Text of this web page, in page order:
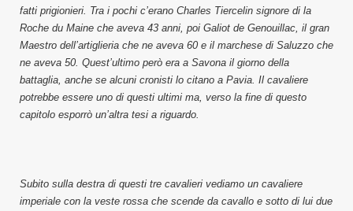
fatti prigionieri. Tra i pochi c’erano Charles Tiercelin signore di la
Roche du Maine che aveva 43 anni, poi Galiot de Genouillac, il gran
Maestro dell’artiglieria che ne aveva 60 e il marchese di Saluzzo che
ne aveva 50. Quest’ultimo però era a Savona il giorno della
battaglia, anche se alcuni cronisti lo citano a Pavia. Il cavaliere
potrebbe essere uno di questi ultimi ma, verso la fine di questo
capitolo esporrò un’altra tesi a riguardo.
Subito sulla destra di questi tre cavalieri vediamo un cavaliere
imperiale con la veste rossa che scende da cavallo e sotto di lui due